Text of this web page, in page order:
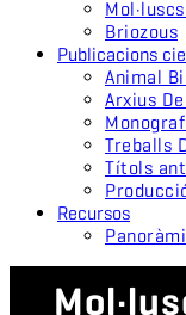
Briozous
Publicacions
Animal
Arxius
Treballs
Títols
Recursos